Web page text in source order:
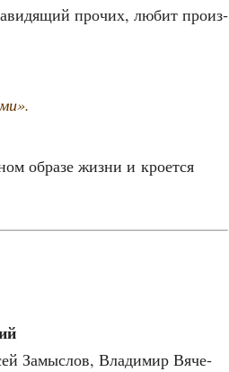
про­чих, любит про­из­
обра­зе жиз­ни и кро­ет­ся
Замыс­лов, Вла­ди­мир Вяче­